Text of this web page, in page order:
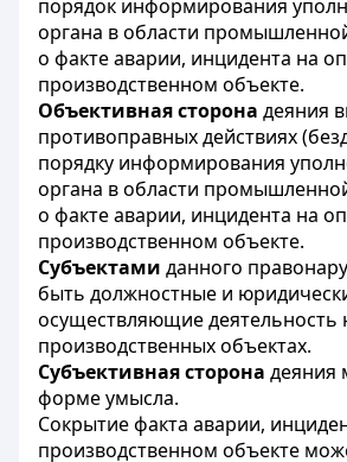
порядок информирования
органа в области
о факте аварии, инцидента на
производственном объекте.
Объективная сторона деяния
противоправных действиях
порядку информирования
органа в области
о факте аварии, инцидента на
производственном объекте.
Субъектами данного
быть должностные и
осуществляющие деятельность
производственных объектах.
Субъективная сторона деяния
форме умысла.
Сокрытие факта аварии,
производственном объекте